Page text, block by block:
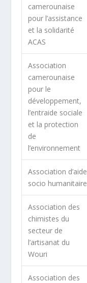
camerounaise
pour l’assistance
et la solidarité
ACAS
Association
camerounaise
pour le
développement,
l’entraide sociale
et la protection
de
l’environnement
Association d’aide
socio humanitaire
Association des
chimistes du
secteur de
l’artisanat du
Wouri
Association des